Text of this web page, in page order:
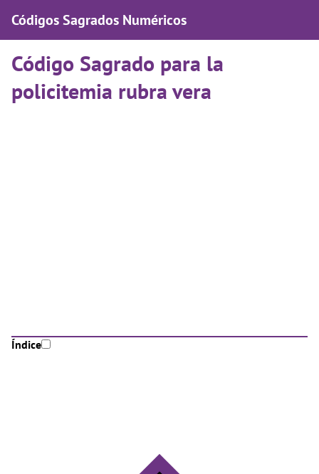
Códigos Sagrados Numéricos
Código Sagrado para la
policitemia rubra vera
Índice